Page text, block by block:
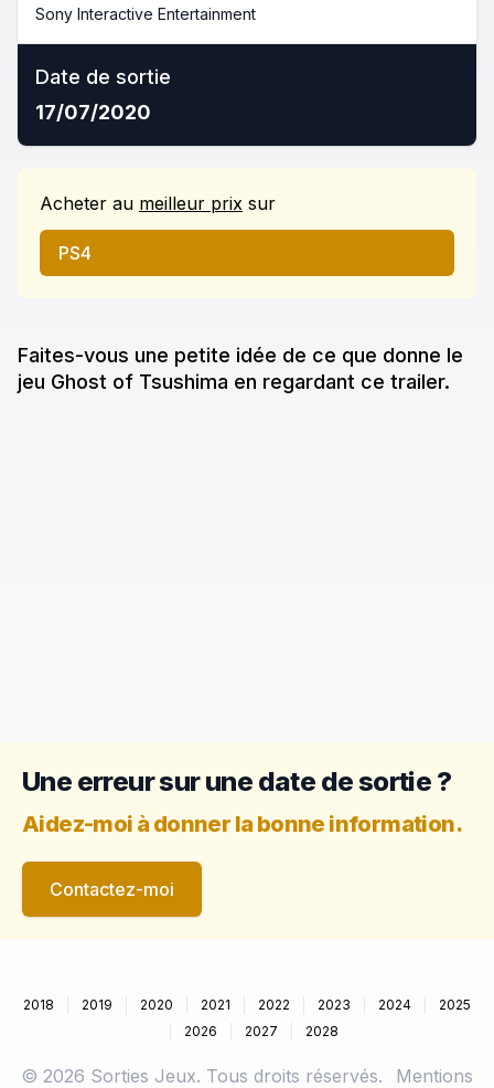
Sony Interactive Entertainment
Date de sortie
17/07/2020
Acheter au meilleur prix sur
PS4
Faites-vous une petite idée de ce que donne le
jeu Ghost of Tsushima en regardant ce trailer.
Une erreur sur une date de sortie ?
Aidez-moi à donner la bonne information.
Contactez-moi
2018 2019 2020 2021 2022 2023 2024
2025
2026
2027 2028
© 2026 Sorties Jeux. Tous droits réservés. Mentions